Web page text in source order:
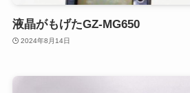
液晶がもげたGZ-MG650
2024年8月14日